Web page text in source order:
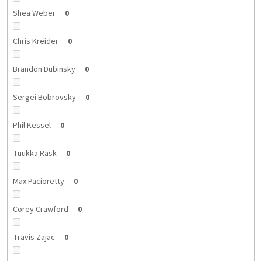
Shea Weber 0
Chris Kreider 0
Brandon Dubinsky 0
Sergei Bobrovsky 0
Phil Kessel 0
Tuukka Rask 0
Max Pacioretty 0
Corey Crawford 0
Travis Zajac 0